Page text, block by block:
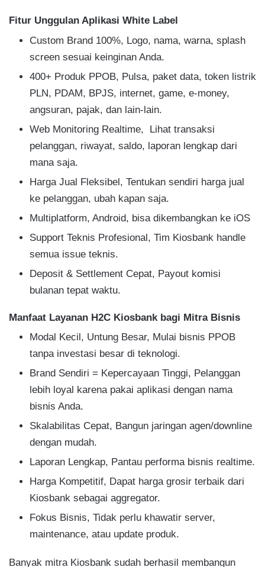
Fitur Unggulan Aplikasi White Label
Custom Brand 100%, Logo, nama, warna, splash
screen sesuai keinginan Anda.
400+ Produk PPOB, Pulsa, paket data, token listrik
PLN, PDAM, BPJS, internet, game, e-money,
angsuran, pajak, dan lain-lain.
Web Monitoring Realtime, Lihat transaksi
pelanggan, riwayat, saldo, laporan lengkap dari
mana saja.
Harga Jual Fleksibel, Tentukan sendiri harga jual
ke pelanggan, ubah kapan saja.
Multiplatform, Android, bisa dikembangkan ke iOS
Support Teknis Profesional, Tim Kiosbank handle
semua issue teknis.
Deposit & Settlement Cepat, Payout komisi
bulanan tepat waktu.
Manfaat Layanan H2C Kiosbank bagi Mitra Bisnis
Modal Kecil, Untung Besar, Mulai bisnis PPOB
tanpa investasi besar di teknologi.
Brand Sendiri = Kepercayaan Tinggi, Pelanggan
lebih loyal karena pakai aplikasi dengan nama
bisnis Anda.
Skalabilitas Cepat, Bangun jaringan agen/downline
dengan mudah.
Laporan Lengkap, Pantau performa bisnis realtime.
Harga Kompetitif, Dapat harga grosir terbaik dari
Kiosbank sebagai aggregator.
Fokus Bisnis, Tidak perlu khawatir server,
maintenance, atau update produk.
Banyak mitra Kiosbank sudah berhasil membangun